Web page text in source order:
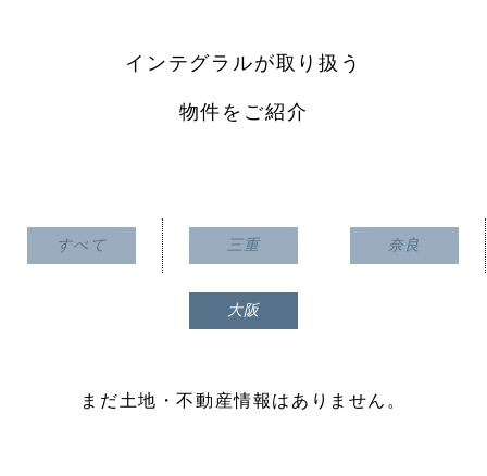
インテグラルが取り扱う
物件をご紹介
すべて 三重 奈良
大阪
まだ土地・不動産情報はありません。